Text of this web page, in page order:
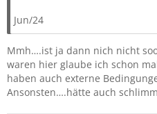
Jun/24
Mmh….ist ja dann nich nicht
waren hier glaube ich schon
haben auch externe
Ansonsten….hätte auch